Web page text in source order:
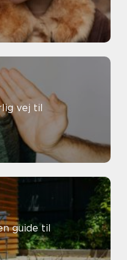
vej til
guide til